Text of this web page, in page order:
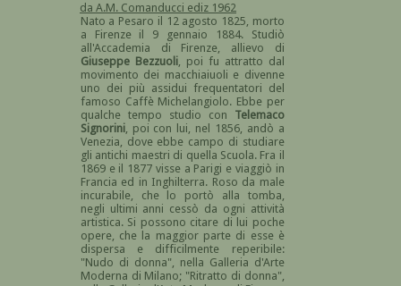
da A.M. Comanducci ediz 1962
Nato a Pesaro il 12 agosto 1825, morto
a Firenze il 9 gennaio 1884. Studiò
all'Accademia di Firenze, allievo di
Giuseppe Bezzuoli, poi fu attratto dal
movimento dei macchiaiuoli e divenne
uno dei più assidui frequentatori del
famoso Caffè Michelangiolo. Ebbe per
qualche tempo studio con Telemaco
Signorini, poi con lui, nel 1856, andò a
Venezia, dove ebbe campo di studiare
gli antichi maestri di quella Scuola. Fra il
1869 e il 1877 visse a Parigi e viaggiò in
Francia ed in Inghilterra. Roso da male
incurabile, che lo portò alla tomba,
negli ultimi anni cessò da ogni attività
artistica. Si possono citare di lui poche
opere, che la maggior parte di esse è
dispersa e difficilmente reperibile:
"Nudo di donna", nella Galleria d'Arte
Moderna di Milano; "Ritratto di donna",